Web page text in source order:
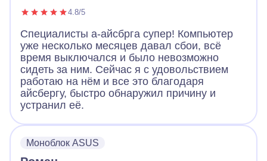
4.8/5
Специалисты а-айсбрга супер! Компьютер
уже несколько месяцев давал сбои, всё
время выключался и было невозможно
сидеть за ним. Сейчас я с удовольствием
работаю на нём и все это благодаря
айсбергу, быстро обнаружил причину и
устранил её.
Моноблок ASUS